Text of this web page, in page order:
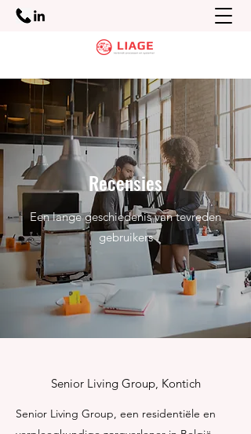
Recensies
Een lange geschiedenis van tevreden
gebruikers
Senior Living Group, Kontich
Senior Living Group, een residentiële en